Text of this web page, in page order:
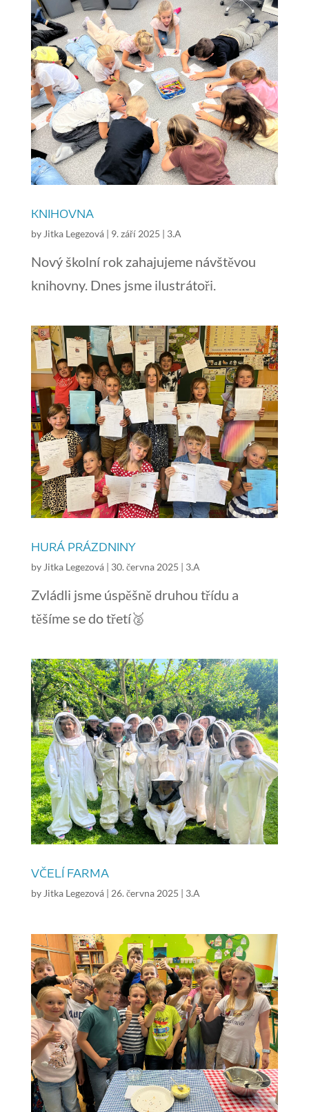
KNIHOVNA
by Jitka Legezová| 9. září 2025 | 3.A
Nový školní rok zahajujeme návštěvou
knihovny. Dnes jsme ilustrátoři.
HURÁ PRÁZDNINY
by Jitka Legezová| 30. června 2025 | 3.A
Zvládli jsme úspěšně druhou třídu a
těšíme se do třetí🥈
VČELÍ FARMA
by Jitka Legezová| 26. června 2025 | 3.A